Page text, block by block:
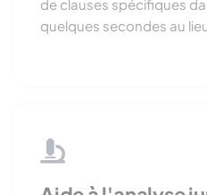
de clauses spécifiques
quelques secondes au